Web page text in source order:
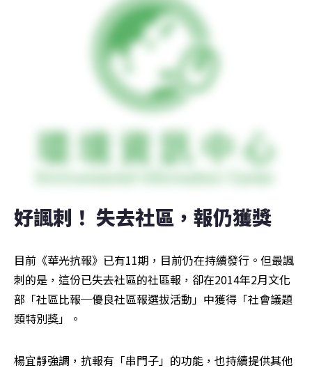
好諷刺！ 失去社區，報仍獲獎
目前《華光抗報》已有11期，目前仍在持續發行。但最諷
刺的是，這份已失去社區的社區報，卻在2014年2月文化
部「社區比報─優良社區報選拔活動」中獲得「社會議題
類特別獎」。
楊宜靜強調，抗報有「串門子」的功能，也持續提供其他